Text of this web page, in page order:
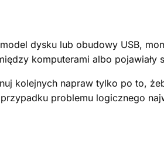
dysku lub obudowy USB,
komputerami albo pojawiały
kolejnych napraw tylko po to,
problemu logicznego